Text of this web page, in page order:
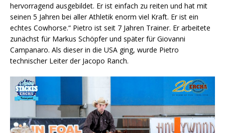
hervorragend ausgebildet. Er ist einfach zu reiten und hat mit
seinen 5 Jahren bei aller Athletik enorm viel Kraft. Er ist ein
echtes Cowhorse.“ Pietro ist seit 7 Jahren Trainer. Er arbeitete
zunächst für Markus Schöpfer und später für Giovanni
Campanaro. Als dieser in die USA ging, wurde Pietro
technischer Leiter der Jacopo Ranch.